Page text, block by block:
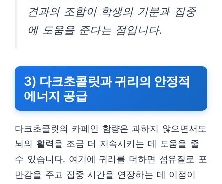
견과의 조합이 학생의 기분과 집중
에 도움을 준다는 점입니다.
3) 다크초콜릿과 귀리의 안정적
에너지 공급
다크초콜릿의 카페인 함량은 과하지 않으면서도
뇌의 활력을 조금 더 지속시키는 데 도움을 줄
수 있습니다. 여기에 귀리를 더하면 섬유질로 포
만감을 주고 집중 시간을 연장하는 데 이점이